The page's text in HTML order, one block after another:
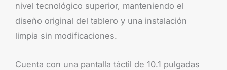
nivel tecnológico superior, manteniendo el
diseño original del tablero y una instalación
limpia sin modificaciones.
Cuenta con una pantalla táctil de 10.1 pulgadas